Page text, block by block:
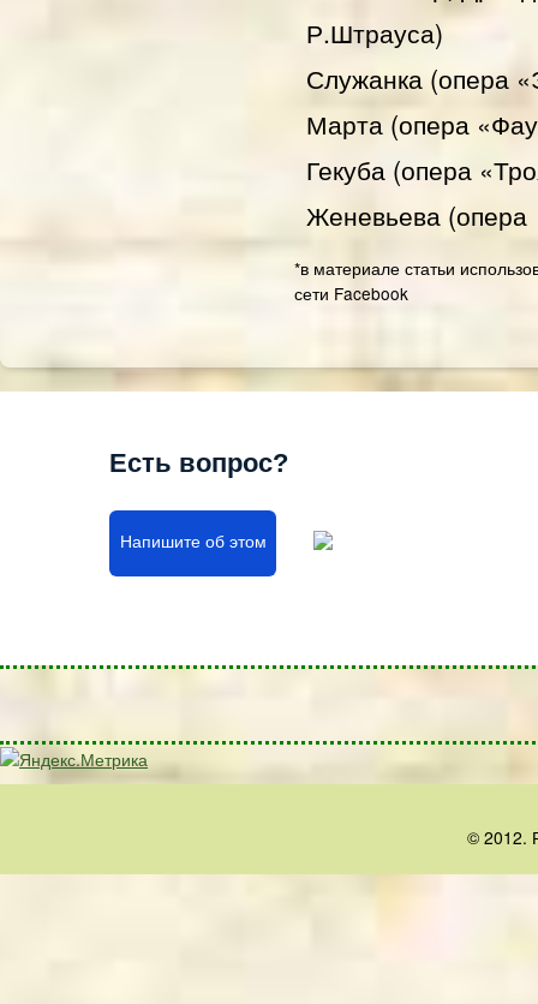
Р.Штрауса)
Служанка (опера
Марта (опера
Гекуба (опера
Женевьева
*в материале статьи
сети Facebook
Есть вопрос?
Напишите об этом
© 2012.